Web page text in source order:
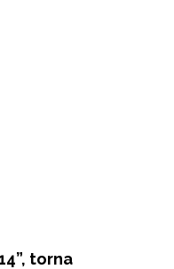
torna